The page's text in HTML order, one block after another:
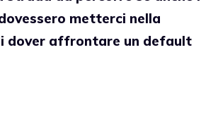
metterci nella
dover affrontare un default